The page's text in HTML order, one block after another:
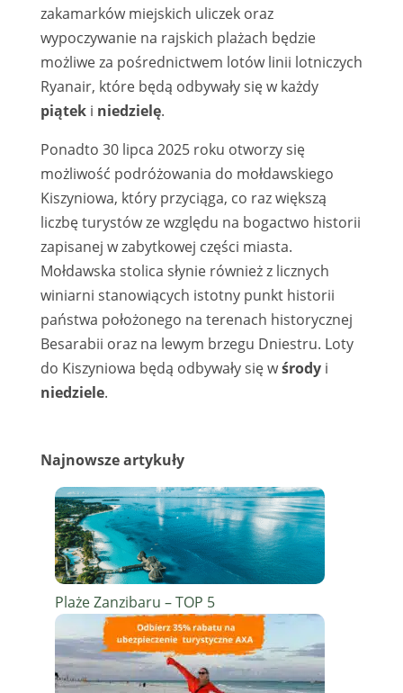
zakamarków miejskich uliczek oraz
wypoczywanie na rajskich plażach będzie
możliwe za pośrednictwem lotów linii lotniczych
Ryanair, które będą odbywały się w każdy
piąteki niedzielę.
Ponadto 30 lipca 2025 roku otworzy się
możliwość podróżowania do mołdawskiego
Kiszyniowa, który przyciąga, co raz większą
liczbę turystów ze względu na bogactwo historii
zapisanej w zabytkowej części miasta.
Mołdawska stolica słynie również z licznych
winiarni stanowiących istotny punkt historii
państwa położonego na terenach historycznej
Besarabii oraz na lewym brzegu Dniestru. Loty
do Kiszyniowa będą odbywały się wśrodyi
niedziele.
Najnowsze artykuły
Plaże Zanzibaru – TOP 5